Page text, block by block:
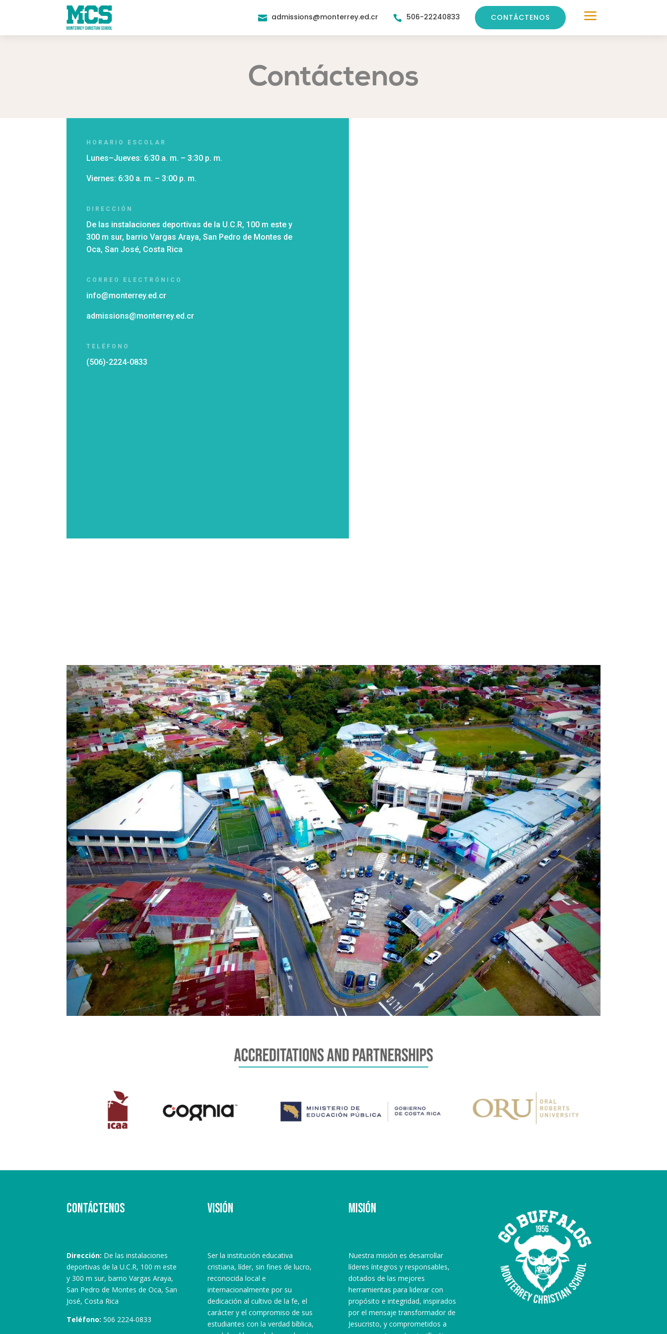
 admissions@monterrey.ed.cr  506-22240833 CONTÁCTENOS a
Contáctenos
HORARIO ESCOLAR
Lunes–Jueves: 6:30 a. m. – 3:30 p. m.
Viernes: 6:30 a. m. – 3:00 p. m.
DIRECCIÓN
De las instalaciones deportivas de la U.C.R, 100 m este y
300 m sur, barrio Vargas Araya, San Pedro de Montes de
Oca, San José, Costa Rica
CORREO ELECTRÓNICO
info@monterrey.ed.cr
admissions@monterrey.ed.cr
TELÉFONO
(506)-2224-0833
Contáctenos
Dirección: De las instalaciones
deportivas de la U.C.R, 100 m este
y 300 m sur, barrio Vargas Araya,
San Pedro de Montes de Oca, San
José, Costa Rica
Teléfono: 506 2224-0833
Visión
Ser la institución educativa
cristiana, líder, sin fines de lucro,
reconocida local e
internacionalmente por su
dedicación al cultivo de la fe, el
carácter y el compromiso de sus
estudiantes con la verdad bíblica,
Misión
Nuestra misión es desarrollar
líderes íntegros y responsables,
dotados de las mejores
herramientas para liderar con
propósito e integridad, inspirados
por el mensaje transformador de
Jesucristo, y comprometidos a